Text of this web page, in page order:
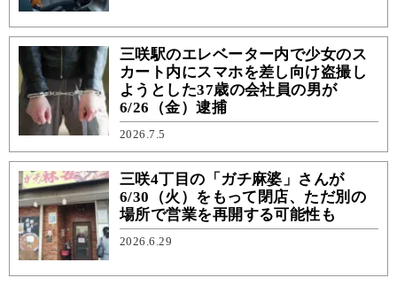
三咲駅のエレベーター内で少女のス
カート内にスマホを差し向け盗撮し
ようとした37歳の会社員の男が
6/26（金）逮捕
2026.7.5
三咲4丁目の「ガチ麻婆」さんが
6/30（火）をもって閉店、ただ別の
場所で営業を再開する可能性も
2026.6.29